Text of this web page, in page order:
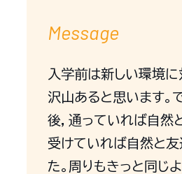
Message
入学前は新しい環境
沢山あると思います。
後，通っていれば自然
受けていれば自然と友
た。周りもきっと同じ